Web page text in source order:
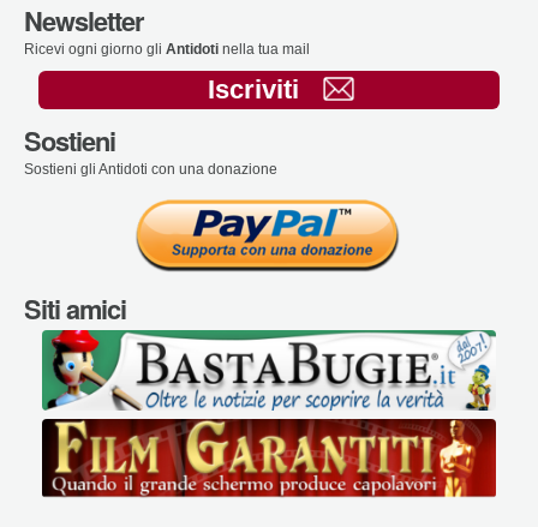
Newsletter
Ricevi ogni giorno gli Antidoti nella tua mail
Iscriviti
Sostieni
Sostieni gli Antidoti con una donazione
Siti amici